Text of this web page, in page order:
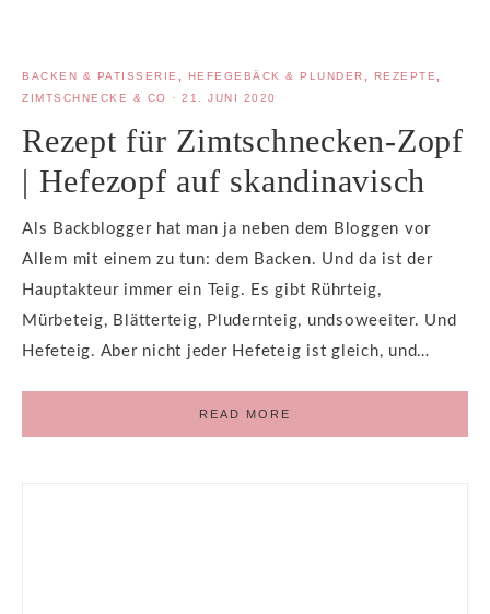
BACKEN & PATISSERIE HEFEGEBÄCK & PLUNDER REZEPTE
ZIMTSCHNECKE & CO
· 21. JUNI 2020
Rezept für Zimtschnecken-Zopf
| Hefezopf auf skandinavisch
Als Backblogger hat man ja neben dem Bloggen vor
Allem mit einem zu tun: dem Backen. Und da ist der
Hauptakteur immer ein Teig. Es gibt Rührteig,
Mürbeteig, Blätterteig, Pludernteig, undsoweeiter. Und
Hefeteig. Aber nicht jeder Hefeteig ist gleich, und…
READ MORE